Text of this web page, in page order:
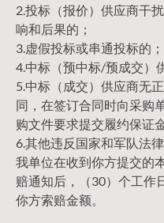
2.投标（报价）供应商干
响和后果的；
3.虚假投标或串通投标的；
4.中标（预中标/预成交）
5.中标（成交）供应商无
同，在签订合同时向采购
购文件要求提交履约保证
6.其他违反国家和军队法律
我单位在收到你方提交的
赔通知后，（30）个工作
你方索赔金额。